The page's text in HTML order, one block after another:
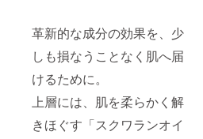
革新的な成分の効果を、少
しも損なうことなく肌へ届
けるために。
上層には、肌を柔らかく解
きほぐす「スクワランオイ